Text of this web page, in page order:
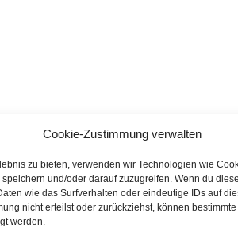
Cookie-Zustimmung verwalten
zu bieten, verwenden wir Technologien wie
und/oder darauf zuzugreifen. Wenn du
wie das Surfverhalten oder eindeutige IDs auf
nicht erteilst oder zurückziehst, können
werden.